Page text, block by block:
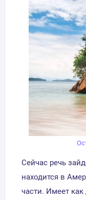
Сейчас речь
находится в
части. Имеет как